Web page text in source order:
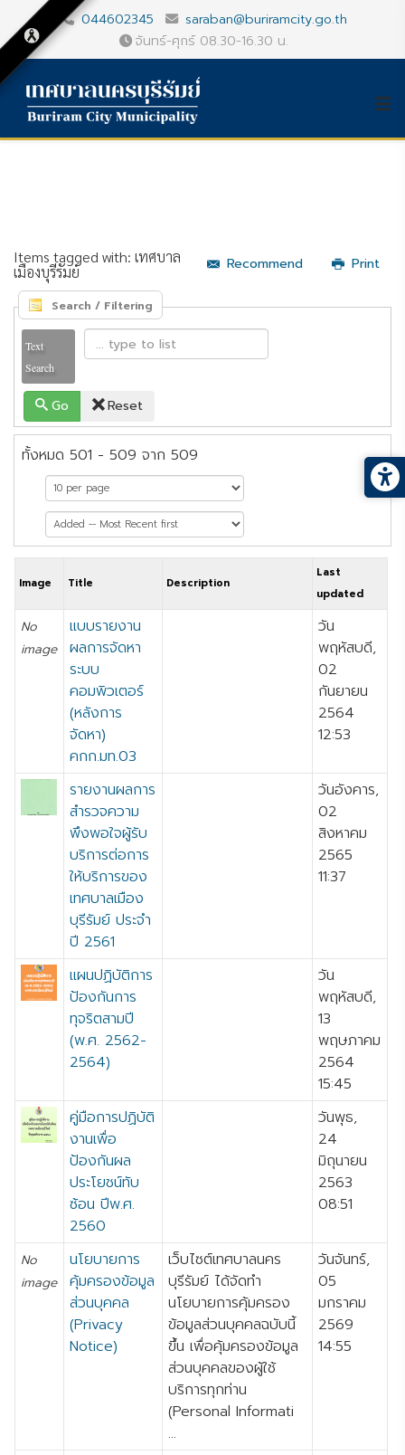
044602345
saraban@buriramcity.go.th
จันทร์-ศุกร์ 08.30-16.30 น.
Recommend Print
Items tagged with: เทศบาล
เมืองบุรีรัมย์
Search / Filtering
Text
Search
Go Reset
ทั้งหมด 501 - 509 จาก 509
Image Title Description
Last
updated
No
image
แบบรายงาน
ผลการจัดหา
ระบบ
คอมพิวเตอร์
(หลังการ
จัดหา)
คกก.มท.03
วัน
พฤหัสบดี,
02
กันยายน
2564
12:53
รายงานผลการ
สำรวจความ
พึงพอใจผู้รับ
บริการต่อการ
ให้บริการของ
เทศบาลเมือง
บุรีรัมย์ ประจำ
ปี 2561
วันอังคาร,
02
สิงหาคม
2565
11:37
แผนปฏิบัติการ
ป้องกันการ
ทุจริตสามปี
(พ.ศ. 2562-
2564)
วัน
พฤหัสบดี,
13
พฤษภาคม
2564
15:45
คู่มือการปฏิบัติ
งานเพื่อ
ป้องกันผล
ประโยชน์ทับ
ซ้อน ปีพ.ศ.
2560
วันพุธ,
24
มิถุนายน
2563
08:51
No
image
นโยบายการ
คุ้มครองข้อมูล
ส่วนบุคคล
(Privacy
Notice)
เว็บไซต์เทศบาลนคร
บุรีรัมย์ ได้จัดทำ
นโยบายการคุ้มครอง
ข้อมูลส่วนบุคคลฉบับนี้
ขึ้น เพื่อคุ้มครองข้อมูล
ส่วนบุคคลของผู้ใช้
บริการทุกท่าน
(Personal Informati
...
วันจันทร์,
05
มกราคม
2569
14:55